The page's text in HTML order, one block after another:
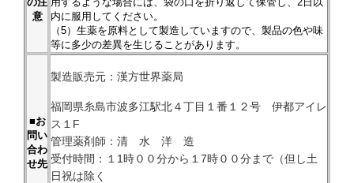
意
内に服用してください。
（5）生薬を原料として製造していますので、製品の色や味
等に多少の差異を生じることがあります。
■お
問い
合わ
せ先
製造販売元：漢方世界薬局
福岡県糸島市波多江駅北４丁目１番１２号 伊都アイレ
ス１F
管理薬剤師：清 水 洋 造
受付時間：１1時００分から１7時００分まで（但し土
日祝は除く